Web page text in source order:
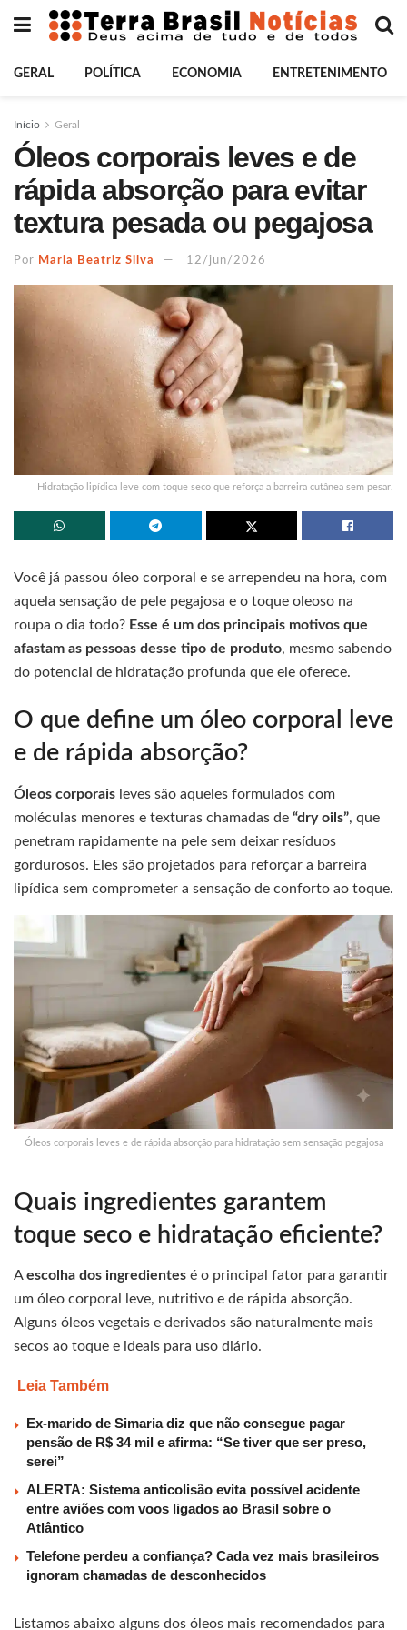
GERAL POLÍTICA ECONOMIA ENTRETENIMENTO
Início Geral
Óleos corporais leves e de
rápida absorção para evitar
textura pesada ou pegajosa
Por Maria Beatriz Silva 12/jun/2026
Hidratação lipídica leve com toque seco que reforça a barreira cutânea sem pesar.
Você já passou óleo corporal e se arrependeu na hora, com
aquela sensação de pele pegajosa e o toque oleoso na
roupa o dia todo? Esse é um dos principais motivos que
afastam as pessoas desse tipo de produto, mesmo sabendo
do potencial de hidratação profunda que ele oferece.
O que define um óleo corporal leve
e de rápida absorção?
Óleos corporais leves são aqueles formulados com
moléculas menores e texturas chamadas de “dry oils”, que
penetram rapidamente na pele sem deixar resíduos
gordurosos. Eles são projetados para reforçar a barreira
lipídica sem comprometer a sensação de conforto ao toque.
Óleos corporais leves e de rápida absorção para hidratação sem sensação pegajosa
Quais ingredientes garantem
toque seco e hidratação eficiente?
Aescolha dos ingredientes é o principal fator para garantir
um óleo corporal leve, nutritivo e de rápida absorção.
Alguns óleos vegetais e derivados são naturalmente mais
secos ao toque e ideais para uso diário.
Leia Também
Ex-marido de Simaria diz que não consegue pagar
pensão de R$ 34 mil e afirma: “Se tiver que ser preso,
serei”
ALERTA: Sistema anticolisão evita possível acidente
entre aviões com voos ligados ao Brasil sobre o
Atlântico
Telefone perdeu a confiança? Cada vez mais brasileiros
ignoram chamadas de desconhecidos
Listamos abaixo alguns dos óleos mais recomendados para